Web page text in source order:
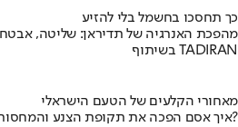
כך תחסכו בחשמל בלי להזיע
מהפכת האנרגיה של תדיראן: שליטה,
בשיתוף TADIRAN
מאחורי הקלעים של הטעם הישראלי
איך אסם הפכה את תקופת הצנע והמחסור הקשה של שנות ה-40 למותג לאומי?